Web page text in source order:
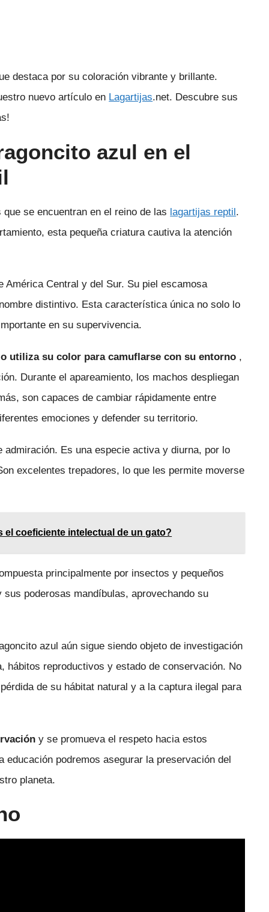
destaca por su coloración vibrante y brillante.
nuevo artículo en Lagartijas.net. Descubre sus
azul en el
se encuentran en el reino de las lagartijas reptil.
esta pequeña criatura cautiva la atención
Central y del Sur. Su piel escamosa
distintivo. Esta característica única no solo lo
en su supervivencia.
utiliza su color para camuflarse con su entorno ,
Durante el apareamiento, los machos despliegan
son capaces de cambiar rápidamente entre
emociones y defender su territorio.
Es una especie activa y diurna, por lo
excelentes trepadores, lo que les permite moverse
coeficiente intelectual de un gato?
principalmente por insectos y pequeños
poderosas mandíbulas, aprovechando su
azul aún sigue siendo objeto de investigación
reproductivos y estado de conservación. No
de su hábitat natural y a la captura ilegal para
y se promueva el respeto hacia estos
podremos asegurar la preservación del
planeta.